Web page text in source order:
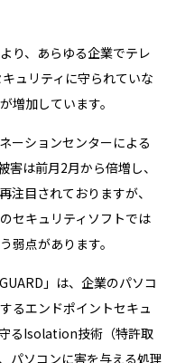
り、あらゆる企業でテレ
ュリティに守られていな
増加しています。
ーションセンターによる
は前月2月から倍増し、
注目されておりますが、
セキュリティソフトでは
弱点があります。
」は、企業のパソコ
るエンドポイントセキュ
るIsolation技術（特許取
パソコンに害を与える処理